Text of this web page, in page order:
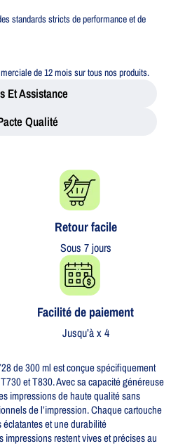
standards stricts de performance et de
de 12 mois sur tous nos produits.
Et Assistance
Qualité
Retour facile​
Sous 7 jours
Facilité de paiement
Jusqu’à x 4
de 300 ml est conçue spécifiquement
et T830. Avec sa capacité généreuse
impressions de haute qualité sans
de l’impression. Chaque cartouche
éclatantes et une durabilité
impressions restent vives et précises au